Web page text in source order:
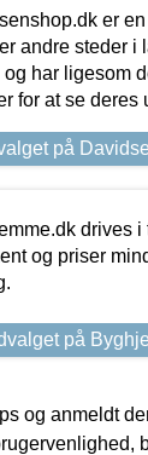
er
andre steder
og har ligesom
for at se deres
på
drives
og priser
på
og anmeldt